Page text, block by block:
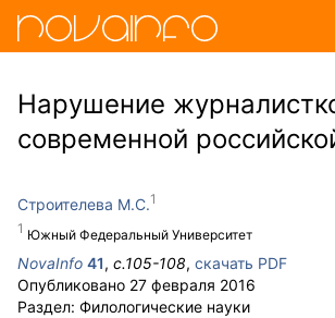
Нарушение
современной
Строителева М.С.
Южный Федеральный Университет
NovaInfo 41, с.105-108, скачать PDF
Опубликовано 27 февраля 2016
Раздел: Филологические науки